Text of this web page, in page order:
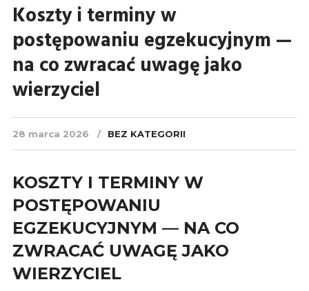
Koszty i terminy w
postępowaniu egzekucyjnym —
na co zwracać uwagę jako
wierzyciel
28 marca 2026 BEZ KATEGORII
KOSZTY I TERMINY W
POSTĘPOWANIU
EGZEKUCYJNYM — NA CO
ZWRACAĆ UWAGĘ JAKO
WIERZYCIEL